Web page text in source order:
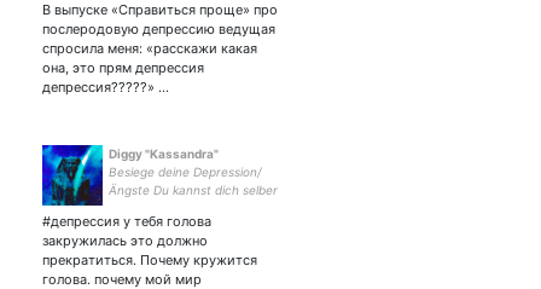
делаю/инст:pollywoody
В выпуске «Справиться проще» про
послеродовую депрессию ведущая
спросила меня: «расскажи какая
она, это прям депрессия
депрессия?????» …
Diggy "Kassandra"
Besiege deine Depression/
Ängste Du kannst dich selber
Effektiv Ich möchte dir
helfen Seltsam funktioniert
aber! NO FINANCIAL
INTERESTS!
#депрессия у тебя голова
закружилась это должно
прекратиться. Почему кружится
голова. почему мой мир